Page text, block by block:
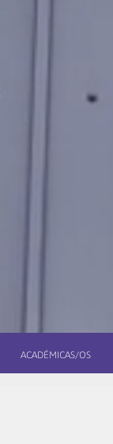
ACADÉMICAS/OS